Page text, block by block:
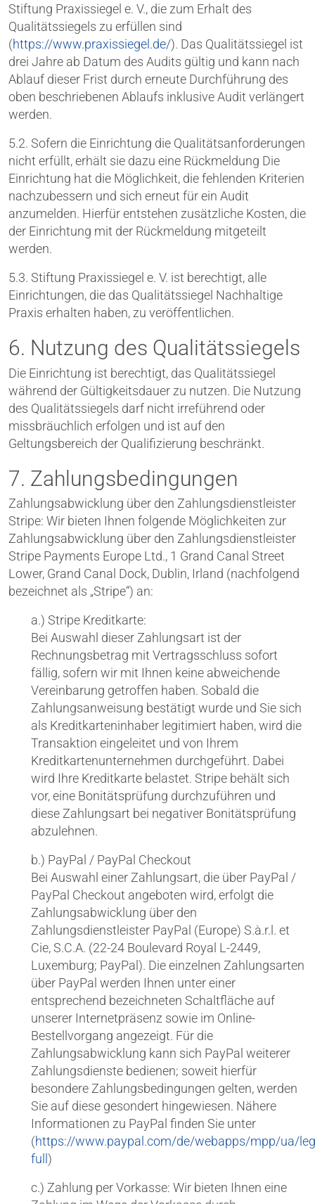
Stiftung Praxissiegel e. V., die zum Erhalt des
Qualitätssiegels zu erfüllen sind
(https://www.praxissiegel.de/). Das Qualitätssiegel ist
drei Jahre ab Datum des Audits gültig und kann nach
Ablauf dieser Frist durch erneute Durchführung des
oben beschriebenen Ablaufs inklusive Audit verlängert
werden.
5.2. Sofern die Einrichtung die Qualitätsanforderungen
nicht erfüllt, erhält sie dazu eine Rückmeldung Die
Einrichtung hat die Möglichkeit, die fehlenden Kriterien
nachzubessern und sich erneut für ein Audit
anzumelden. Hierfür entstehen zusätzliche Kosten, die
der Einrichtung mit der Rückmeldung mitgeteilt
werden.
5.3. Stiftung Praxissiegel e. V. ist berechtigt, alle
Einrichtungen, die das Qualitätssiegel Nachhaltige
Praxis erhalten haben, zu veröffentlichen.
6. Nutzung des Qualitätssiegels
Die Einrichtung ist berechtigt, das Qualitätssiegel
während der Gültigkeitsdauer zu nutzen. Die Nutzung
des Qualitätssiegels darf nicht irreführend oder
missbräuchlich erfolgen und ist auf den
Geltungsbereich der Qualifizierung beschränkt.
7. Zahlungsbedingungen
Zahlungsabwicklung über den Zahlungsdienstleister
Stripe: Wir bieten Ihnen folgende Möglichkeiten zur
Zahlungsabwicklung über den Zahlungsdienstleister
Stripe Payments Europe Ltd., 1 Grand Canal Street
Lower, Grand Canal Dock, Dublin, Irland (nachfolgend
bezeichnet als „Stripe“) an:
a.) Stripe Kreditkarte:
Bei Auswahl dieser Zahlungsart ist der
Rechnungsbetrag mit Vertragsschluss sofort
fällig, sofern wir mit Ihnen keine abweichende
Vereinbarung getroffen haben. Sobald die
Zahlungsanweisung bestätigt wurde und Sie sich
als Kreditkarteninhaber legitimiert haben, wird die
Transaktion eingeleitet und von Ihrem
Kreditkartenunternehmen durchgeführt. Dabei
wird Ihre Kreditkarte belastet. Stripe behält sich
vor, eine Bonitätsprüfung durchzuführen und
diese Zahlungsart bei negativer Bonitätsprüfung
abzulehnen.
b.) PayPal / PayPal Checkout
Bei Auswahl einer Zahlungsart, die über PayPal /
PayPal Checkout angeboten wird, erfolgt die
Zahlungsabwicklung über den
Zahlungsdienstleister PayPal (Europe) S.à.r.l. et
Cie, S.C.A. (22-24 Boulevard Royal L-2449,
Luxemburg; PayPal). Die einzelnen Zahlungsarten
über PayPal werden Ihnen unter einer
entsprechend bezeichneten Schaltfläche auf
unserer Internetpräsenz sowie im Online-
Bestellvorgang angezeigt. Für die
Zahlungsabwicklung kann sich PayPal weiterer
Zahlungsdienste bedienen; soweit hierfür
besondere Zahlungsbedingungen gelten, werden
Sie auf diese gesondert hingewiesen. Nähere
Informationen zu PayPal finden Sie unter
(https://www.paypal.com/de/webapps/mpp/ua/
full )
c.) Zahlung per Vorkasse: Wir bieten Ihnen eine